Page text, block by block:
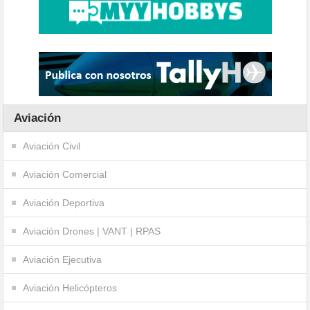
Aviación
Aviación Civil
Aviación Comercial
Aviación Deportiva
Aviación Drones | VANT | RPAS
Aviación Ejecutiva
Aviación Helicópteros